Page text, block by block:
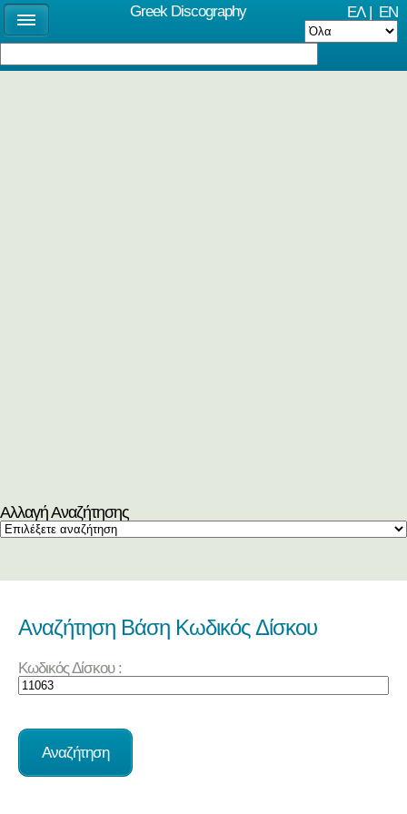
ΕΛ| EN
Αλλαγή Αναζήτησης
Αναζήτηση Βάση Κωδικός Δίσκου
Κωδικός Δίσκου :
Greek Discography